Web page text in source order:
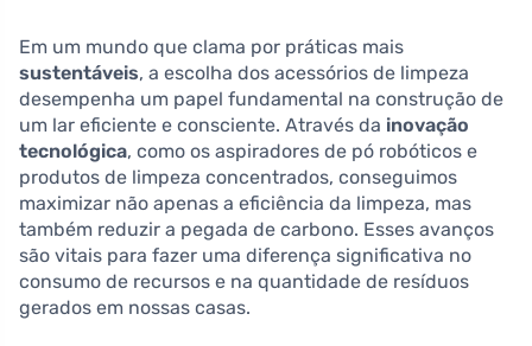
Em um mundo que clama por práticas mais
sustentáveis, a escolha dos acessórios de limpeza
desempenha um papel fundamental na construção de
um lar eficiente e consciente. Através da inovação
tecnológica, como os aspiradores de pó robóticos e
produtos de limpeza concentrados, conseguimos
maximizar não apenas a eficiência da limpeza, mas
também reduzir a pegada de carbono. Esses avanços
são vitais para fazer uma diferença significativa no
consumo de recursos e na quantidade de resíduos
gerados em nossas casas.